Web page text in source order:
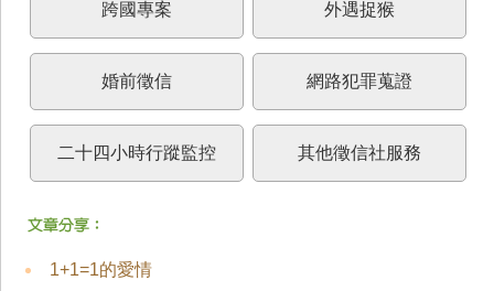
跨國專案 外遇捉猴
婚前徵信 網路犯罪蒐證
二十四小時行蹤監控 其他徵信社服務
1+1=1的愛情